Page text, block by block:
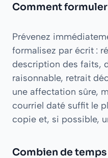
Comment
Prévenez
formalisez par écrit :
description des faits,
raisonnable, retrait
une affectation sûre,
courriel daté suffit le
copie et, si possible,
Combien de